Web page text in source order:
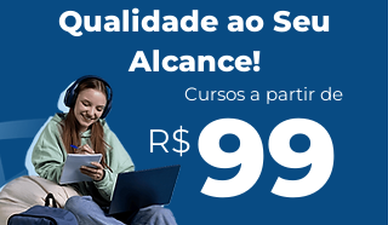
Qualidade ao Seu
Alcance!
R$99
Cursos a partir de